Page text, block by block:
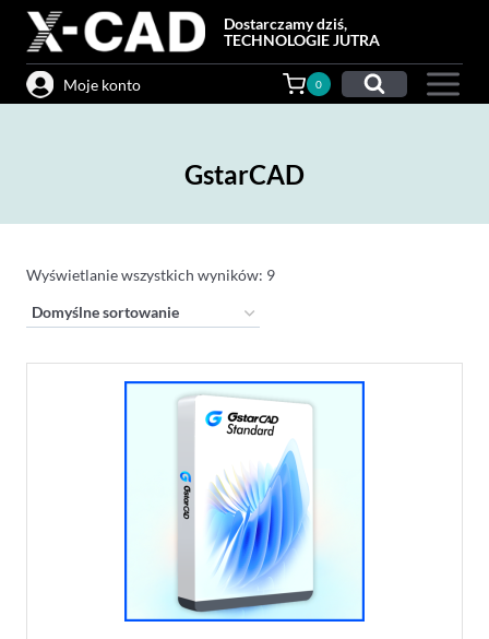
Przejdź
treści
Dostarczamy dziś,
TECHNOLOGIE JUTRA
Moje konto 0
GstarCAD
Wyświetlanie wszystkich wyników: 9